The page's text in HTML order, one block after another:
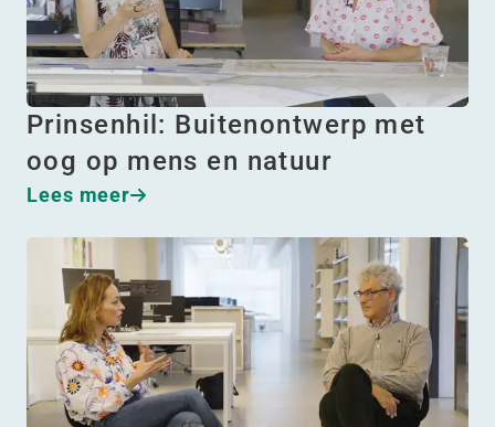
Prinsenhil: Buitenontwerp met
oog op mens en natuur
Lees meer